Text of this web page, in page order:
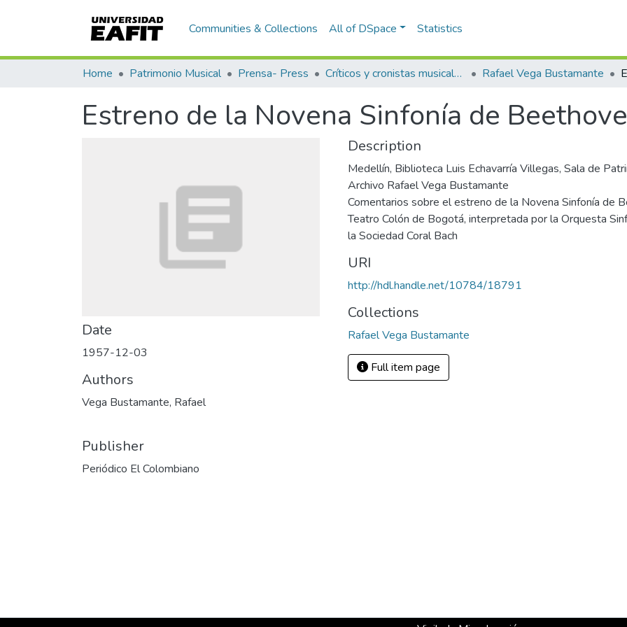
Communities & Collections All of DSpace Statistics
Home Patrimonio Musical Prensa- Press Críticos y cronistas musicales Rafael Vega Bustamante
Estreno de la Novena Sinfonía de
Date
1957-12-03
Authors
Vega Bustamante, Rafael
Publisher
Periódico El Colombiano
Description
Medellín, Biblioteca Luis Echavarría Villegas, Sala de
Archivo Rafael Vega Bustamante
Comentarios sobre el estreno de la Novena Sinfonía de
Teatro Colón de Bogotá, interpretada por la Orquesta
la Sociedad Coral Bach
URI
http://hdl.handle.net/10784/18791
Collections
Rafael Vega Bustamante
Full item page